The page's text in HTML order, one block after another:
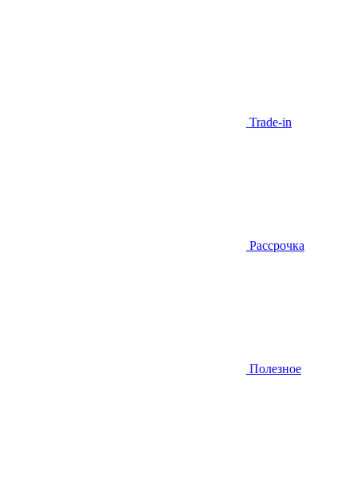
Trade-in
Рассрочка
Полезное